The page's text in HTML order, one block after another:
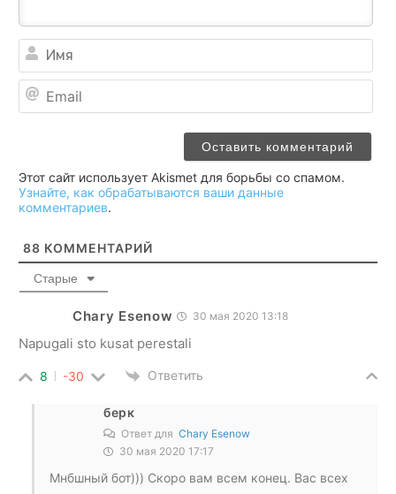
Этот сайт использует Akismet для борьбы со спамом.
Узнайте, как обрабатываются ваши данные
комментариев.
88 КОММЕНТАРИЙ
Старые
Chary Esenow 30 мая 2020 13:18
Napugali sto kusat perestali
8 -30 Ответить
берк
Ответ для Chary Esenow
30 мая 2020 17:17
Мнбшный бот))) Скоро вам всем конец. Вас всех